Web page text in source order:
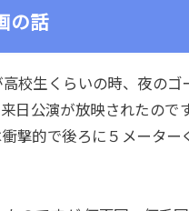
の話
校生くらいの時、夜の
日公演が放映されたの
撃的で後ろに５メータ